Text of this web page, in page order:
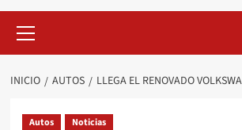
primario
INICIO AUTOS LLEGA EL RENOVADO
Autos Noticias